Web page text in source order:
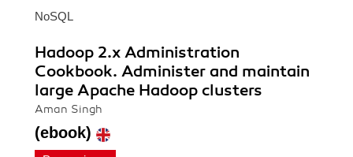
NoSQL
Hadoop 2.x Administration
Cookbook. Administer and maintain
large Apache Hadoop clusters
Aman Singh
(ebook)